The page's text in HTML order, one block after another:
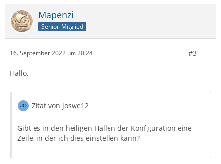
Mapenzi
Senior-Mitglied
16. September 2022 um 20:24 #3
Hallo,
Zitat von joswe12
Gibt es in den heiligen Hallen der Konfiguration eine
Zeile, in der ich dies einstellen kann?